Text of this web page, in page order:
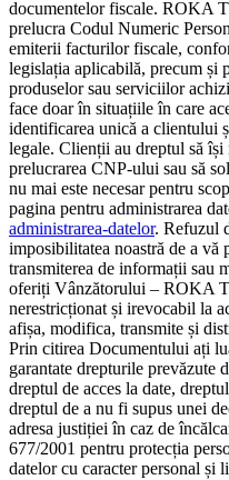
documentelor fiscale. ROKA
prelucra Codul Numeric
emiterii facturilor fiscale,
legislația aplicabilă, precum și
produselor sau serviciilor
face doar în situațiile în care
identificarea unică a clientului
legale. Clienții au dreptul să își
prelucrarea CNP-ului sau să
nu mai este necesar pentru
pagina pentru administrarea
administrarea-datelor. Refuzul
imposibilitatea noastră de a vă
transmiterea de informații sau
oferiți Vânzătorului – ROKA
nerestricționat și irevocabil la
afișa, modifica, transmite și
Prin citirea Documentului ați
garantate drepturile prevăzute
dreptul de acces la date,
dreptul de a nu fi supus unei
adresa justiției în caz de
677/2001 pentru protecția
datelor cu caracter personal și